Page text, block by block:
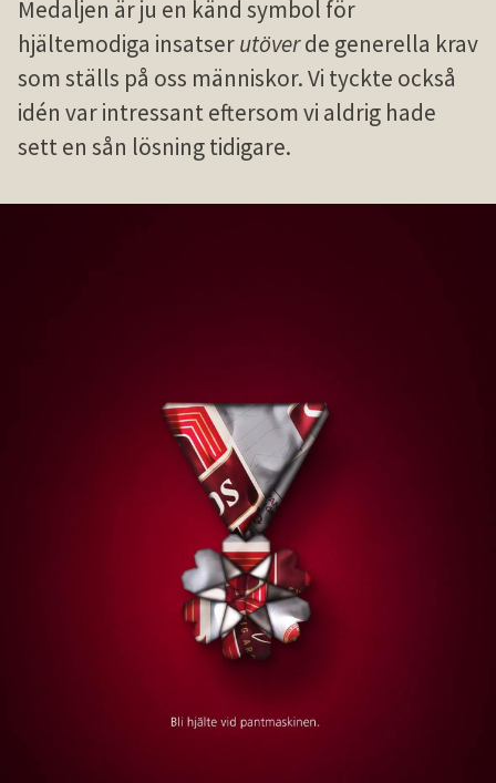
Medaljen är ju en känd symbol för
hjältemodiga insatserutöverde generella krav
som ställs på oss människor. Vi tyckte också
idén var intressant eftersom vi aldrig hade
sett en sån lösning tidigare.